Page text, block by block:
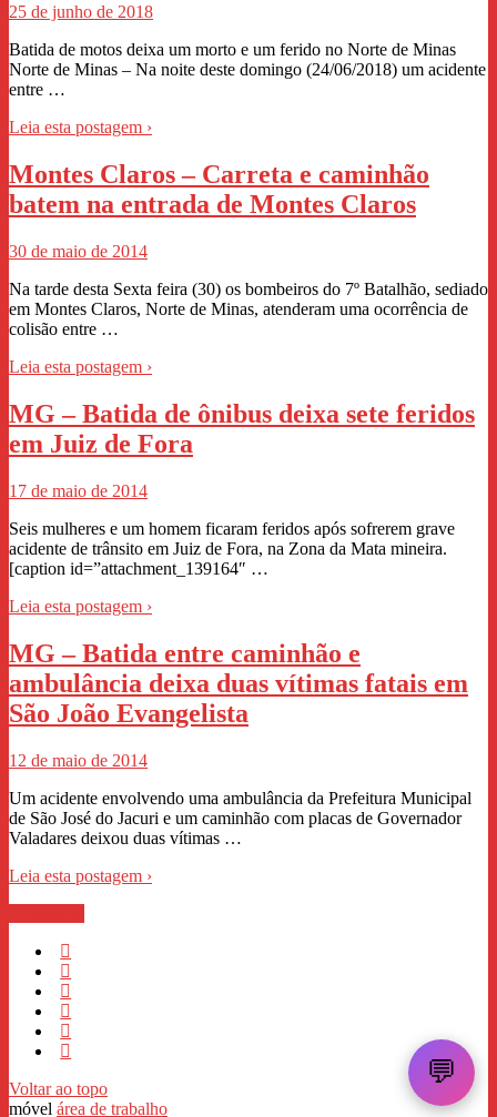
25 de junho de 2018
Batida de motos deixa um morto e um ferido no Norte de Minas
Norte de Minas – Na noite deste domingo (24/06/2018) um acidente
entre …
Leia esta postagem ›
Montes Claros – Carreta e caminhão
batem na entrada de Montes Claros
30 de maio de 2014
Na tarde desta Sexta feira (30) os bombeiros do 7º Batalhão, sediado
em Montes Claros, Norte de Minas, atenderam uma ocorrência de
colisão entre …
Leia esta postagem ›
MG – Batida de ônibus deixa sete feridos
em Juiz de Fora
17 de maio de 2014
Seis mulheres e um homem ficaram feridos após sofrerem grave
acidente de trânsito em Juiz de Fora, na Zona da Mata mineira.
[caption id=”attachment_139164″ …
Leia esta postagem ›
MG – Batida entre caminhão e
ambulância deixa duas vítimas fatais em
São João Evangelista
12 de maio de 2014
Um acidente envolvendo uma ambulância da Prefeitura Municipal
de São José do Jacuri e um caminhão com placas de Governador
Valadares deixou duas vítimas …
Leia esta postagem ›
💬
Voltar ao topo
móvel área de trabalho